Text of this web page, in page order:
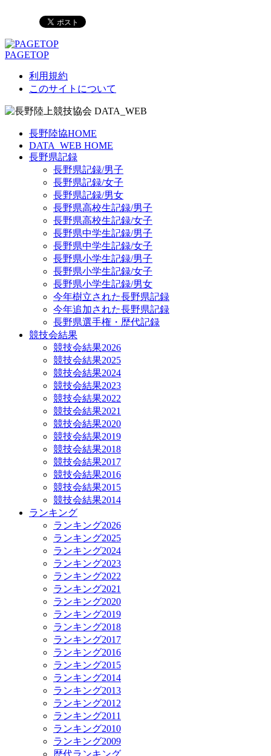
PAGETOP
利用規約
このサイトについて
長野陸協HOME
DATA_WEB HOME
長野県記録
長野県記録/男子
長野県記録/女子
長野県記録/男女
長野県高校生記録/男子
長野県高校生記録/女子
長野県中学生記録/男子
長野県中学生記録/女子
長野県小学生記録/男子
長野県小学生記録/女子
長野県小学生記録/男女
今年樹立された長野県記録
今年追加された長野県記録
長野県選手権・歴代記録
競技会結果
競技会結果2026
競技会結果2025
競技会結果2024
競技会結果2023
競技会結果2022
競技会結果2021
競技会結果2020
競技会結果2019
競技会結果2018
競技会結果2017
競技会結果2016
競技会結果2015
競技会結果2014
ランキング
ランキング2026
ランキング2025
ランキング2024
ランキング2023
ランキング2022
ランキング2021
ランキング2020
ランキング2019
ランキング2018
ランキング2017
ランキング2016
ランキング2015
ランキング2014
ランキング2013
ランキング2012
ランキング2011
ランキング2010
ランキング2009
歴代ランキング